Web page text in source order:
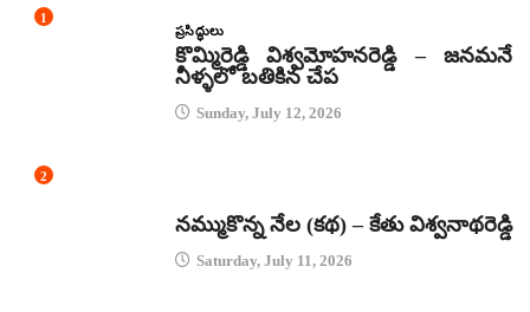
1
ప్రసిద్ధులు
కొమ్మిరెడ్డి విశ్వమోహనరెడ్డి – జనమనే
నీళ్ళలో బతికిన చేప
Sunday, July 12, 2026
2
నమ్ముకొన్న నేల (కథ) – కేతు విశ్వనాథరెడ్డి
Saturday, July 11, 2026